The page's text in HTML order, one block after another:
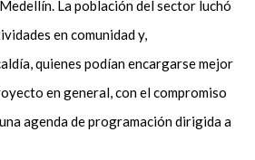
La población del sector luchó
en comunidad y,
quienes podían encargarse mejor
en general, con el compromiso
agenda de programación dirigida a